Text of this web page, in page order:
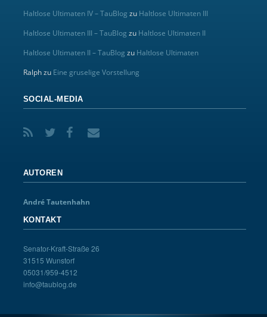
Haltlose Ultimaten IV – TauBlog zu Haltlose Ultimaten III
Haltlose Ultimaten III – TauBlog zu Haltlose Ultimaten II
Haltlose Ultimaten II – TauBlog zu Haltlose Ultimaten
Ralphzu Eine gruselige Vorstellung
SOCIAL-MEDIA
AUTOREN
André Tautenhahn
KONTAKT
Senator-Kraft-Straße 26
31515 Wunstorf
05031/959-4512
info@taublog.de